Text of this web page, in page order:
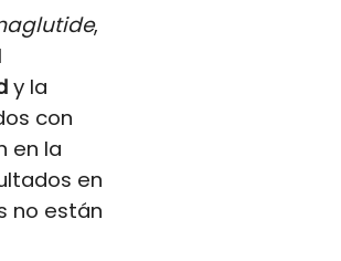
,
y la
con
en la
en
no están